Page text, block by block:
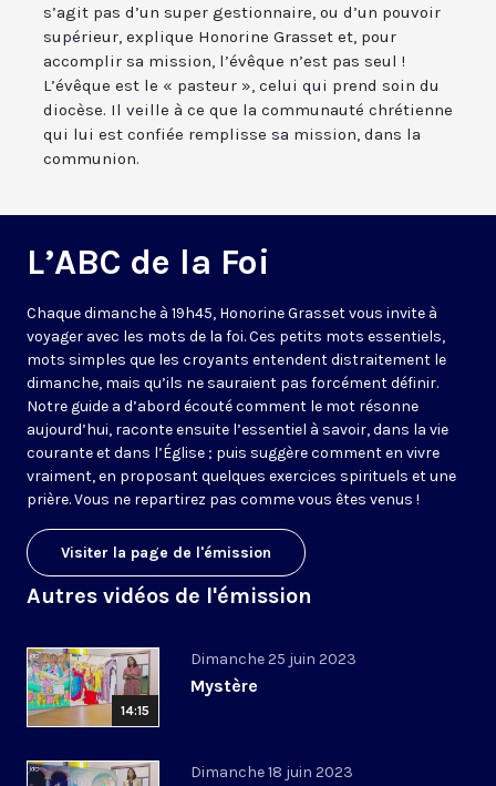
s’agit pas d’un super gestionnaire, ou d’un pouvoir
supérieur, explique Honorine Grasset et, pour
accomplir sa mission, l’évêque n’est pas seul !
L’évêque est le « pasteur », celui qui prend soin du
diocèse. Il veille à ce que la communauté chrétienne
qui lui est confiée remplisse sa mission, dans la
communion.
L’ABC de la Foi
Chaque dimanche à 19h45, Honorine Grasset vous invite à
voyager avec les mots de la foi. Ces petits mots essentiels,
mots simples que les croyants entendent distraitement le
dimanche, mais qu’ils ne sauraient pas forcément définir.
Notre guide a d’abord écouté comment le mot résonne
aujourd’hui, raconte ensuite l’essentiel à savoir, dans la vie
courante et dans l’Église ; puis suggère comment en vivre
vraiment, en proposant quelques exercices spirituels et une
prière. Vous ne repartirez pas comme vous êtes venus !
Visiter la page de l'émission
Autres vidéos de l'émission
14:15
Dimanche 25 juin 2023
Mystère
Dimanche 18 juin 2023